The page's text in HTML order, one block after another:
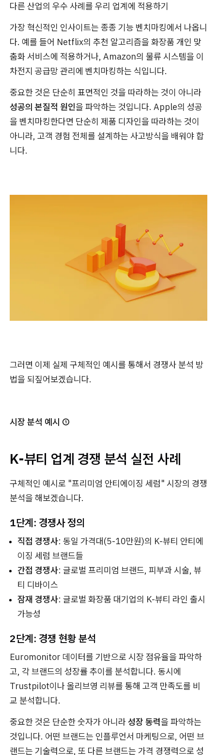
다른 산업의 우수 사례를 우리 업계에 적용하기
가장 혁신적인 인사이트는 종종 기능 벤치마킹에서 나옵니
다. 예를 들어 Netflix의 추천 알고리즘을 화장품 개인 맞
춤화 서비스에 적용하거나, Amazon의 물류 시스템을 이
차전지 공급망 관리에 벤치마킹하는 식입니다.
중요한 것은 단순히 표면적인 것을 따라하는 것이 아니라
성공의 본질적 원인을 파악하는 것입니다. Apple의 성공
을 벤치마킹한다면 단순히 제품 디자인을 따라하는 것이
아니라, 고객 경험 전체를 설계하는 사고방식을 배워야 합
니다.
그러면 이제 실제 구체적인 예시를 통해서 경쟁사 분석 방
법을 되짚어보겠습니다.
시장 분석 예시 ①
K-뷰티 업계 경쟁 분석 실전 사례
구체적인 예시로 "프리미엄 안티에이징 세럼" 시장의 경쟁
분석을 해보겠습니다.
1단계: 경쟁사 정의
직접 경쟁사: 동일 가격대(5-10만원)의 K-뷰티 안티에
이징 세럼 브랜드들
간접 경쟁사: 글로벌 프리미엄 브랜드, 피부과 시술, 뷰
티 디바이스
잠재 경쟁사: 글로벌 화장품 대기업의 K-뷰티 라인 출시
가능성
2단계: 경쟁 현황 분석
Euromonitor 데이터를 기반으로 시장 점유율을 파악하
고, 각 브랜드의 성장률 추이를 분석합니다. 동시에
Trustpilot이나 올리브영 리뷰를 통해 고객 만족도를 비
교 분석합니다.
중요한 것은 단순한 숫자가 아니라성장 동력을 파악하는
것입니다. 어떤 브랜드는 인플루언서 마케팅으로, 어떤 브
랜드는 기술력으로, 또 다른 브랜드는 가격 경쟁력으로 성